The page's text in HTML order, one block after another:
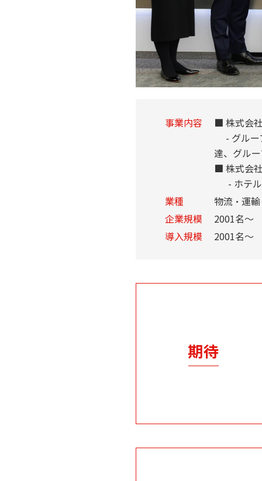
事業内容
■ 株式会
- グルー
達、グル
■ 株式会
- ホテル
業種
物流・運輸
企業規模
2001名～
導入規模
2001名～
期待